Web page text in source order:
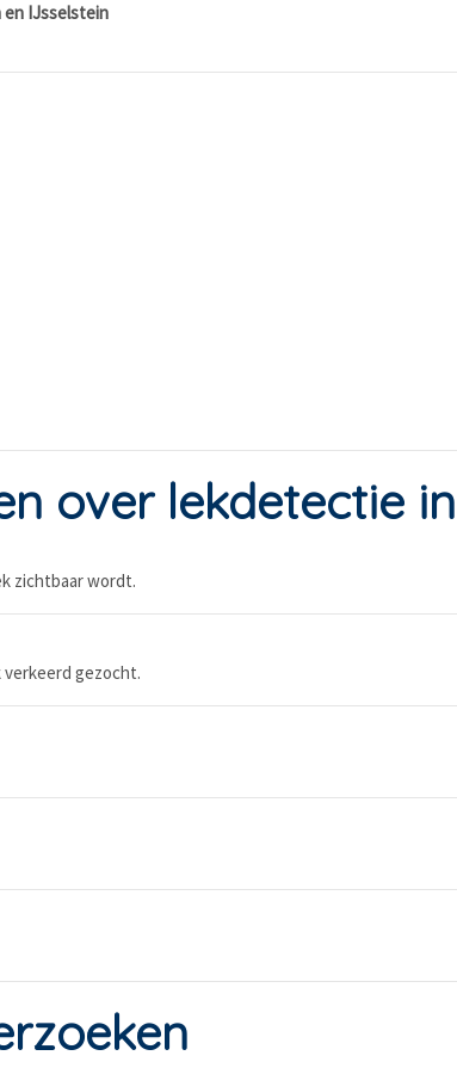
IJsselstein
over lekdetectie
zichtbaar wordt.
gezocht.